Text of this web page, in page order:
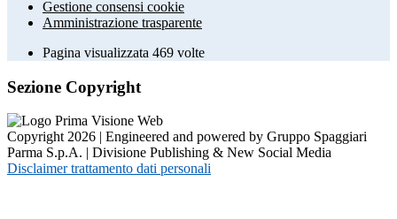
Gestione consensi cookie
Amministrazione trasparente
Pagina visualizzata 469 volte
Sezione Copyright
Copyright 2026 | Engineered and powered by Gruppo Spaggiari
Parma S.p.A. | Divisione Publishing & New Social Media
Disclaimer trattamento dati personali